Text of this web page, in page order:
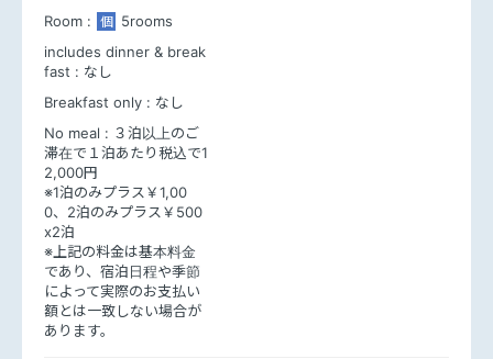
Room : 個 5rooms
includes dinner & break
fast : なし
Breakfast only : なし
No meal : ３泊以上のご
滞在で１泊あたり税込で1
2,000円
※1泊のみプラス￥1,00
0、2泊のみプラス￥500
x2泊
※上記の料金は基本料金
であり、宿泊日程や季節
によって実際のお支払い
額とは一致しない場合が
あります。